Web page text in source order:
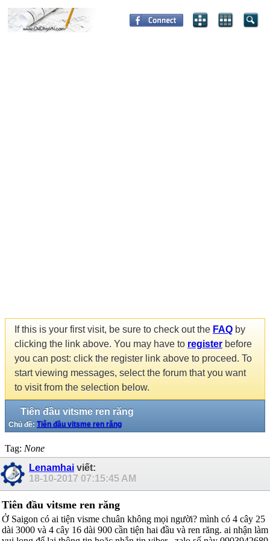
If this is your first visit, be sure to check out the FAQ by
clicking the link above. You may have to register before
you can post: click the register link above to proceed. To
start viewing messages, select the forum that you want
to visit from the selection below.
Tiên đầu vitsme ren răng
Chủ đề: Tiên đầu vitsme ren răng
Tag: None
Lenamhai viết:
18-10-2017 07:15:45 AM
Tiên đầu vitsme ren răng
Ở Saigon có ai tiện visme chuân không mọi người? mình có 4 cây 25
dài 3000 và 4 cây 16 dài 900 cần tiện hai đầu và ren răng. ai nhận làm